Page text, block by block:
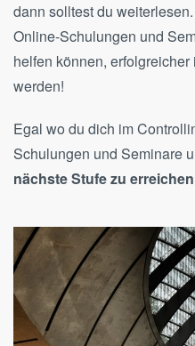
dann solltest du
Online-Schulungen und
helfen können,
werden!
Egal wo du dich im
Schulungen und Seminare
nächste Stufe zu